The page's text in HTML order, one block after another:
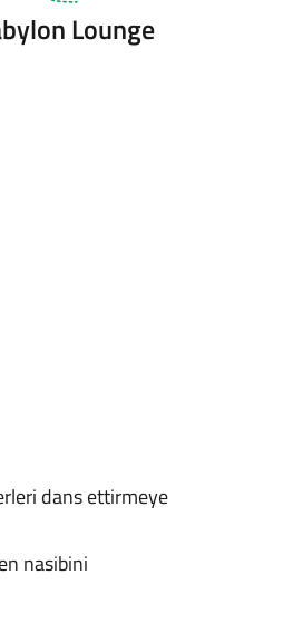
Lounge
dans ettirmeye
nasibini